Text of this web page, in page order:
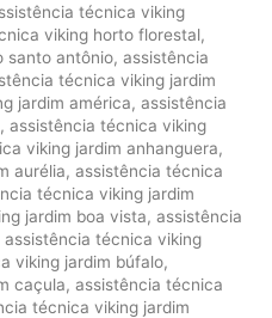
técnica viking
viking horto florestal,
santo antônio, assistência
técnica viking jardim
jardim américa, assistência
, assistência técnica viking
viking jardim anhanguera,
aurélia, assistência técnica
técnica viking jardim
jardim boa vista, assistência
assistência técnica viking
viking jardim búfalo,
caçula, assistência técnica
técnica viking jardim